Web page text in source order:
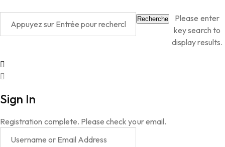
Recherche
Please enter
key search to
display results.
Sign In
Registration complete. Please check your email.